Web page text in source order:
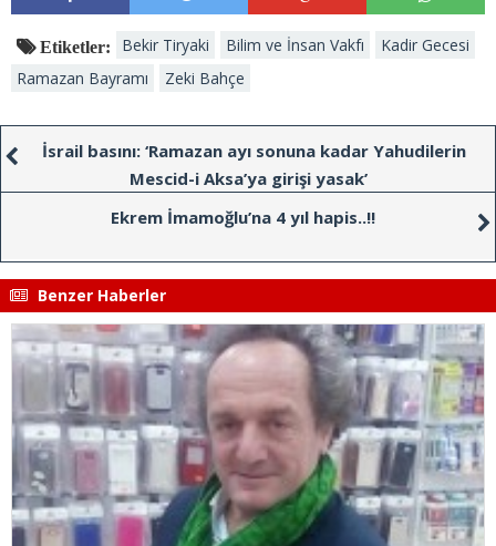
Etiketler: Bekir Tiryaki Bilim ve İnsan Vakfı
Kadir Gecesi
Ramazan Bayramı
Zeki Bahçe
İsrail basını: ‘Ramazan ayı sonuna kadar Yahudilerin
Mescid-i Aksa’ya girişi yasak’
Ekrem İmamoğlu’na 4 yıl hapis..!!
Benzer Haberler